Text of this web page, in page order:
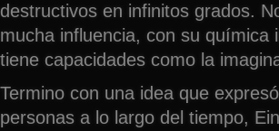
destructivos en infinitos grados.
mucha influencia, con su química
tiene capacidades como la
Termino con una idea que
personas a lo largo del tiempo,